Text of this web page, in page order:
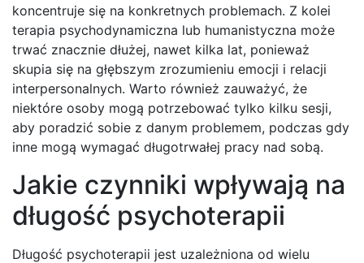
koncentruje się na konkretnych problemach. Z kolei
terapia psychodynamiczna lub humanistyczna może
trwać znacznie dłużej, nawet kilka lat, ponieważ
skupia się na głębszym zrozumieniu emocji i relacji
interpersonalnych. Warto również zauważyć, że
niektóre osoby mogą potrzebować tylko kilku sesji,
aby poradzić sobie z danym problemem, podczas gdy
inne mogą wymagać długotrwałej pracy nad sobą.
Jakie czynniki wpływają na
długość psychoterapii
Długość psychoterapii jest uzależniona od wielu